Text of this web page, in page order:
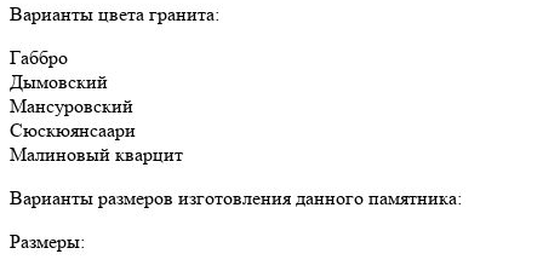
Варианты цвета гранита:
Габбро
Дымовский
Мансуровский
Сюскюянсаари
Малиновый кварцит
Варианты размеров изготовления данного памятника:
Размеры: